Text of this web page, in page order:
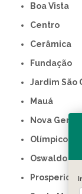
Boa Vista
Centro
Cerâmica
Fundação
Jardim São
Mauá
Nova Gerty
Olímpico
Oswaldo